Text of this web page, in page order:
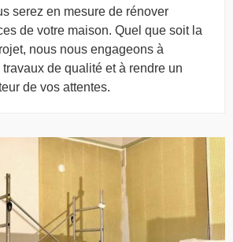
serez en mesure de rénover
de votre maison. Quel que soit la
nous nous engageons à
de qualité et à rendre un
de vos attentes.